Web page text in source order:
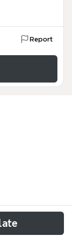
Report
统梳理了10种
涵盖常用图